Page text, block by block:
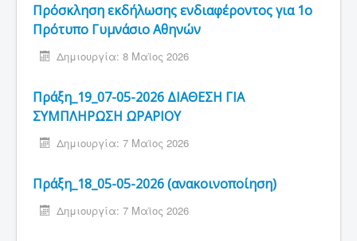
Πρόσκληση εκδήλωσης ενδιαφέροντος για 1ο
Πρότυπο Γυμνάσιο Αθηνών
Δημιουργία: 8 Μαϊος 2026
Πράξη_19_07-05-2026 ΔΙΑΘΕΣΗ ΓΙΑ
ΣΥΜΠΛΗΡΩΣΗ ΩΡΑΡΙΟΥ
Δημιουργία: 7 Μαϊος 2026
Πράξη_18_05-05-2026 (ανακοινοποίηση)
Δημιουργία: 7 Μαϊος 2026